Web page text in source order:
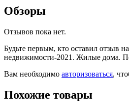
Обзоры
Отзывов пока нет.
Будьте первым, кто оставил отзыв
недвижимости-2021. Жилые дома.
Вам необходимо авторизоваться,
Похожие товары